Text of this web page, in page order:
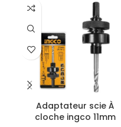
Adaptateur scie À
cloche ingco 11mm